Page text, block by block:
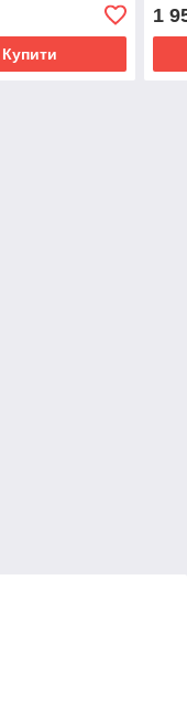
Купити
1